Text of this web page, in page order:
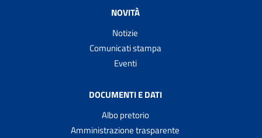
NOVITÀ
Notizie
Comunicati stampa
Eventi
DOCUMENTI E DATI
Albo pretorio
Amministrazione trasparente